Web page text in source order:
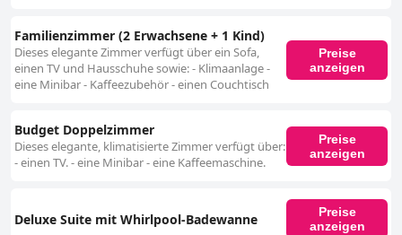
Familienzimmer (2 Erwachsene + 1 Kind)
Dieses elegante Zimmer verfügt über ein Sofa,
einen TV und Hausschuhe sowie: - Klimaanlage -
eine Minibar - Kaffeezubehör - einen Couchtisch
Preise
anzeigen
Budget Doppelzimmer
Dieses elegante, klimatisierte Zimmer verfügt über:
- einen TV. - eine Minibar - eine Kaffeemaschine.
Preise
anzeigen
Deluxe Suite mit Whirlpool-Badewanne
Preise
anzeigen